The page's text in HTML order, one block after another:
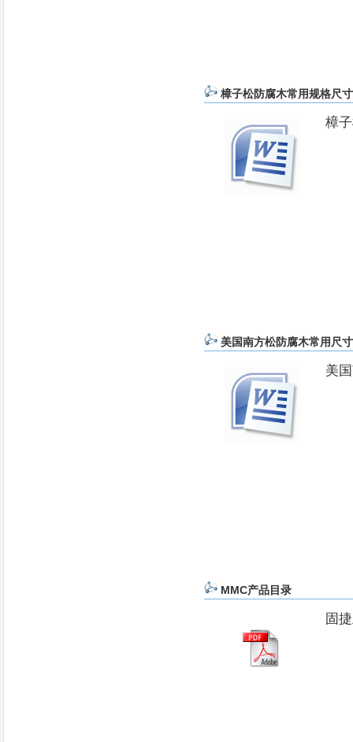
樟子松防腐木常用规格尺
樟
美国南方松防腐木常用尺
美
MMC产品目录
固